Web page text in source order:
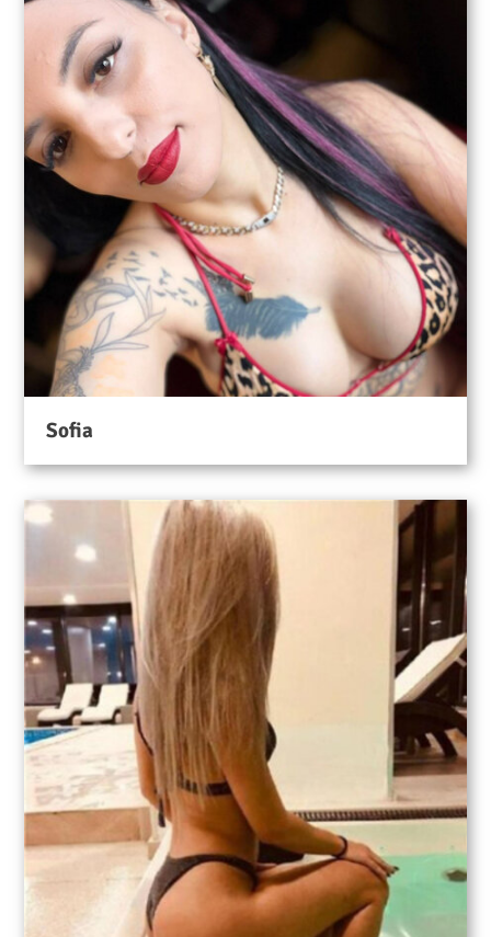
Wir haben 365 Tage im Jahr geöffnet – selbstverständlich
ohne Sperrstunde und rund um die Uhr. Wer also länger
kann, der kann im LUSTRA sogar 24 Stunden lang!
Arbeiten im Lustra?
Termine & Reservierung
Homepage www.lustra.la
✉ info@lustra.la
☎ +49 (0)871 / 974 829 80
WhatsApp +49 (0)160 / 611 19 18
AUF BALD IM LUSTRA –
DEM HAUS DER HÄUSER IN NIEDERBAYERN
Weil S*x nun mal eines der natürlichsten, gesündesten
und schönsten Dinge ist, die man für Geld kaufen kann.
Sofia